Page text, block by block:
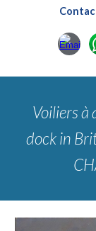
Voiliers à
dock in